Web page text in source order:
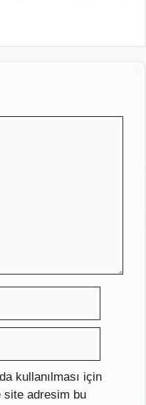
kullanılması için
site adresim bu